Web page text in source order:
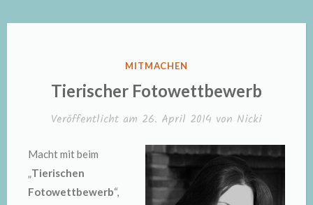
VERÖFFENTLICHT
MITMACHEN
Tierischer Fotowettbewerb
Veröffentlicht am 26. April 2014 von Nicki
Macht mit beim
„Tierischen
Fotowettbewerb“,